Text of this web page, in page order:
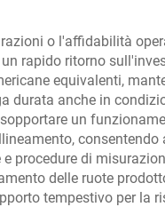
o l'affidabilità
rapido ritorno
equivalenti,
durata anche in
un
consentendo
procedure di
delle ruote
tempestivo per la